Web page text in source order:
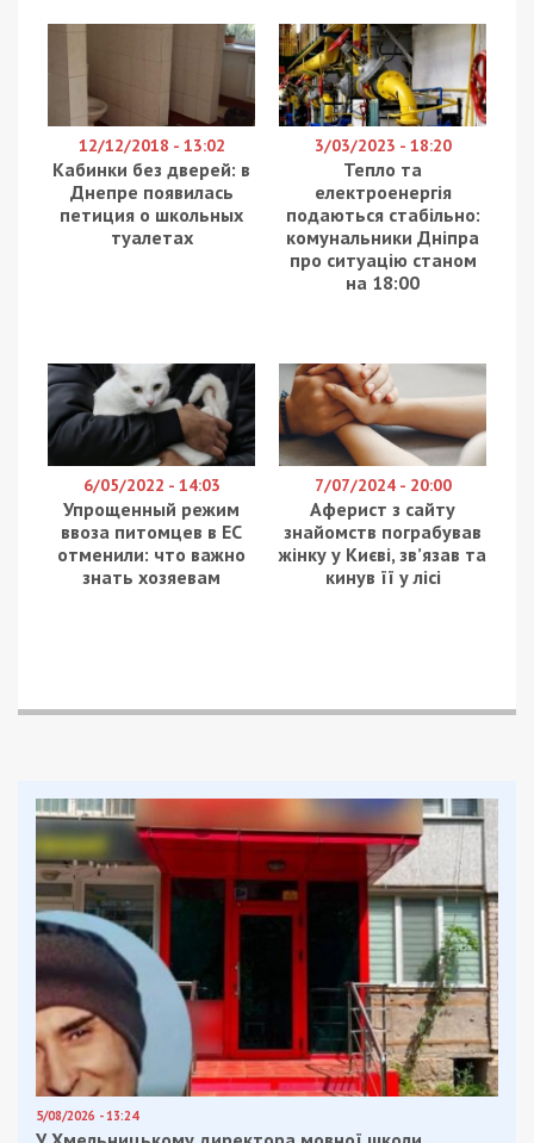
слобожанском направлении российские
оккупанты продолжают обстрелы из ствольной
артиллерии и реактивных систем залпового огня
по Харькову, Карасовке, Прудянке и
Коробочкино.
На направлениях Изюм – Барвенково и Изюм –
Славянск враг пытался провести штурмовые
действия, успеха не имел, совершал обстрелы в
районах населенных пунктов Большая
Камышеваха, Вернополье и Новая Дмитровка.
позиций Вооруженных Сил Украины. В Мариуполе
враг наносил ракетно-бомбовые удары по
позициям наших войск на территории завода
«Азовсталь». Ведет штурмовые действия
населенного пункта Попасная.
На южнобужском направлении враг обстреливал
позиции наших войск в районах населенных
пунктов Княжевка и Николаевка.
Силы обороны Украины наносят противнику
значительные потери. Только на территории
Донецкой и Луганской областей за минувшие
сутки отбиты семь атак врага, уничтожены 13
танков, три артиллерийские системы, 17 единиц
бронированной техники, четыре боевых
бронированных машин, 18 единиц
автомобильной техники и четыре
топливозаправщика. Подразделениями
противовоздушной обороны, в указанном
районе, были сбиты три беспилотных
летательных аппарата типа «Орлан-10».